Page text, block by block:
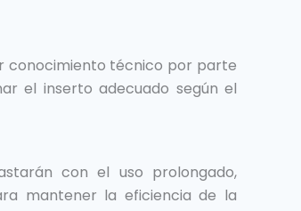
conocimiento técnico por parte
el inserto adecuado según el
con el uso prolongado,
mantener la eficiencia de la